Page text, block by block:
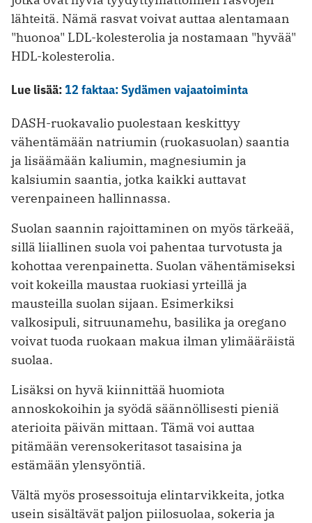
lähteitä. Nämä rasvat voivat auttaa alentamaan
"huonoa" LDL-kolesterolia ja nostamaan "hyvää"
HDL-kolesterolia.
Lue lisää:12 faktaa: Sydämen vajaatoiminta
DASH-ruokavalio puolestaan keskittyy
vähentämään natriumin (ruokasuolan) saantia
ja lisäämään kaliumin, magnesiumin ja
kalsiumin saantia, jotka kaikki auttavat
verenpaineen hallinnassa.
Suolan saannin rajoittaminen on myös tärkeää,
sillä liiallinen suola voi pahentaa turvotusta ja
kohottaa verenpainetta. Suolan vähentämiseksi
voit kokeilla maustaa ruokiasi yrteillä ja
mausteilla suolan sijaan. Esimerkiksi
valkosipuli, sitruunamehu, basilika ja oregano
voivat tuoda ruokaan makua ilman ylimääräistä
suolaa.
Lisäksi on hyvä kiinnittää huomiota
annoskokoihin ja syödä säännöllisesti pieniä
aterioita päivän mittaan. Tämä voi auttaa
pitämään verensokeritasot tasaisina ja
estämään ylensyöntiä.
Vältä myös prosessoituja elintarvikkeita, jotka
usein sisältävät paljon piilosuolaa, sokeria ja